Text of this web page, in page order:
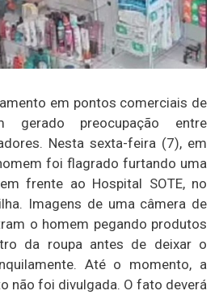
em pontos comerciais de
gerado preocupação entre
Nesta sexta-feira (7), em
foi flagrado furtando uma
frente ao Hospital SOTE, no
Imagens de uma câmera de
o homem pegando produtos
da roupa antes de deixar o
Até o momento, a
não foi divulgada. O fato deverá